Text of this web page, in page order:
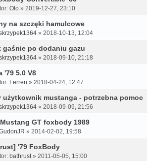
Olo» 2019-12-27, 23:10
na szczęki hamulcowe
» 2018-10-13, 12:04
gaśnie po dodaniu gazu
» 2018-09-10, 21:18
'79 5.0 V8
Ferren » 2018-04-24, 12:47
użytkownik mustanga - potrzebna pomoc
» 2018-09-09, 21:56
GT foxbody 1989
» 2014-02-02, 19:58
'79 FoxBody
bathrust» 2011-05-05, 15:00